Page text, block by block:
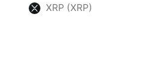
XRP (XRP)